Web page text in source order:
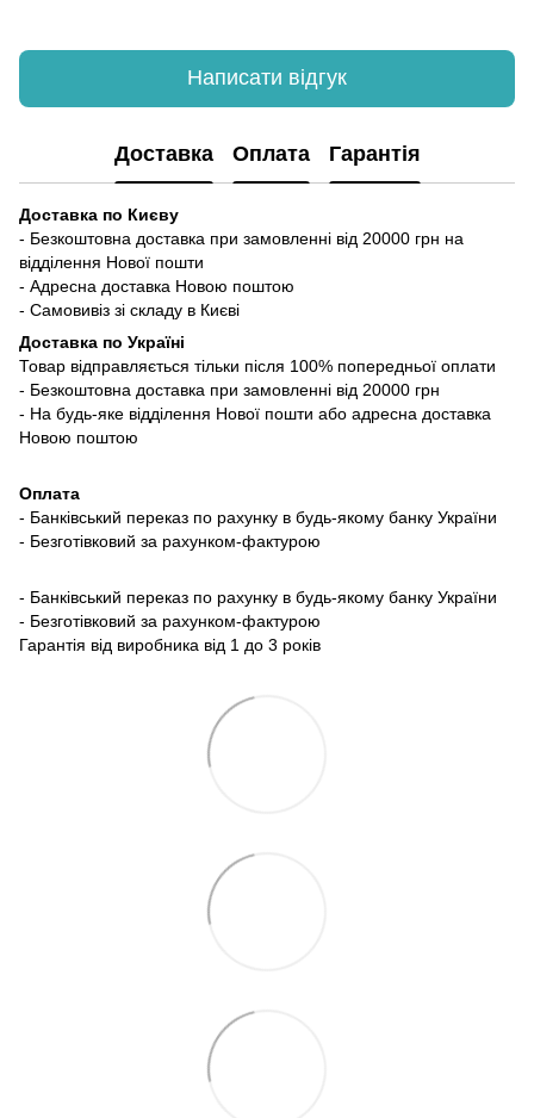
Написати відгук
Доставка Оплата Гарантія
Доставка по Києву
- Безкоштовна доставка при замовленні від 20000 грн на
відділення Нової пошти
- Адресна доставка Новою поштою
- Самовивіз зі складу в Києві
Доставка по Україні
Товар відправляється тільки після 100% попередньої оплати
- Безкоштовна доставка при замовленні від 20000 грн
- На будь-яке відділення Нової пошти або адресна доставка
Новою поштою
Оплата
- Банківський переказ по рахунку в будь-якому банку України
- Безготівковий за рахунком-фактурою
- Банківський переказ по рахунку в будь-якому банку України
- Безготівковий за рахунком-фактурою
Гарантія від виробника від 1 до 3 років